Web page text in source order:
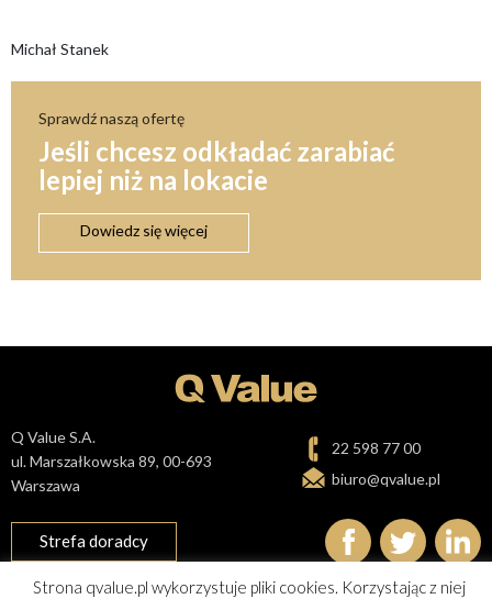
Michał Stanek
Sprawdź naszą ofertę
Jeśli chcesz odkładać zarabiać
lepiej niż na lokacie
Dowiedz się więcej
Q Value S.A.
ul. Marszałkowska 89, 00-693
Warszawa
22 598 77 00
biuro@qvalue.pl
Strefa doradcy
Polityka prywatności i cookies Mapa Strony
Strona qvalue.pl wykorzystuje pliki cookies. Korzystając z niej